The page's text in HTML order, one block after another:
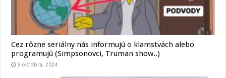
Cez rôzne seriálny nás informujú o klamstvách alebo
programujú (Simpsonovci, Truman show..)
9 októbra, 2024